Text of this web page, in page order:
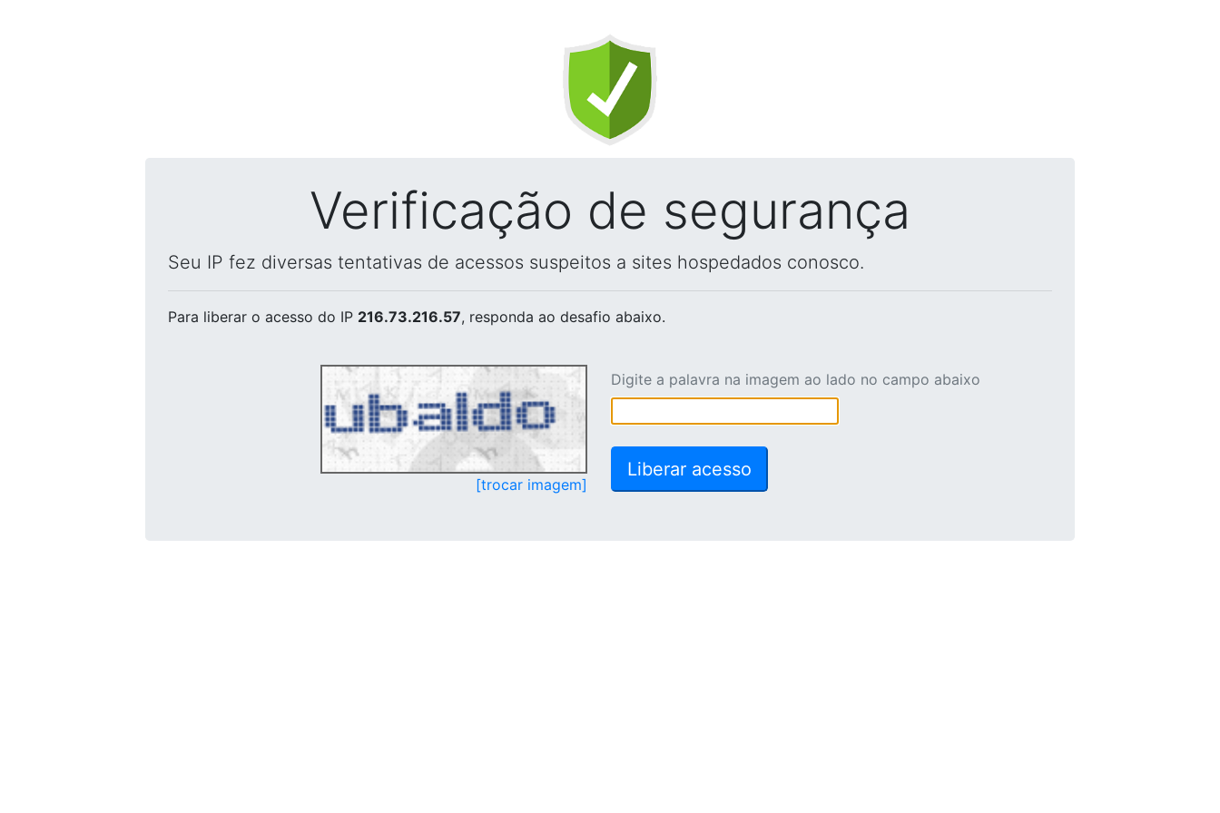
Verificação de segurança
Seu IP fez diversas tentativas de acessos suspeitos a sites hospedados conosco.
Para liberar o acesso do IP 216.73.216.57, responda ao desafio abaixo.
[trocar imagem]
Digite a palavra na imagem ao lado no campo abaixo